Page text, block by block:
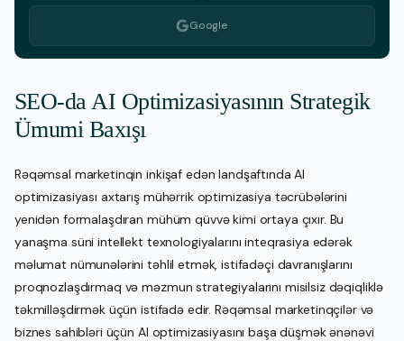
Google
SEO-da AI Optimizasiyasının Strategik
Ümumi Baxışı
Rəqəmsal marketinqin inkişaf edən landşaftında AI
optimizasiyası axtarış mühərrik optimizasiya təcrübələrini
yenidən formalaşdıran mühüm qüvvə kimi ortaya çıxır. Bu
yanaşma süni intellekt texnologiyalarını inteqrasiya edərək
məlumat nümunələrini təhlil etmək, istifadəçi davranışlarını
proqnozlaşdırmaq və məzmun strategiyalarını misilsiz dəqiqliklə
təkmilləşdirmək üçün istifadə edir. Rəqəmsal marketinqçilər və
biznes sahibləri üçün AI optimizasiyasını başa düşmək ənənəvi